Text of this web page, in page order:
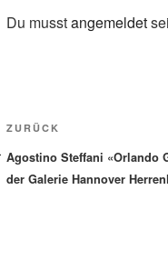
Du musstangemeldet
Vorheriger
Beitrag
ZURÜCK
Agostino Steffani «Orlando
der Galerie Hannover